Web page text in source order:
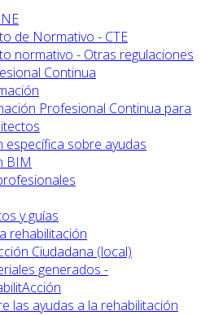
de Normativo - CTE
normativo - Otras regulaciones
Continua
Profesional Continua para
específica sobre ayudas
BIM
y guías
rehabilitación
Ciudadana (local)
generados -
las ayudas a la rehabilitación